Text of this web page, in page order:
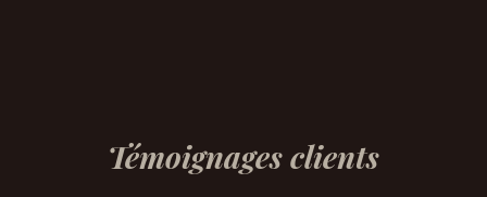
Témoignages clients